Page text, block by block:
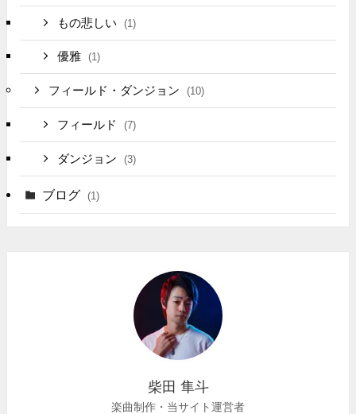
もの悲しい (1)
優雅 (1)
フィールド・ダンジョン (10)
フィールド (7)
ダンジョン (3)
ブログ (1)
柴田 隼斗
楽曲制作・当サイト運営者